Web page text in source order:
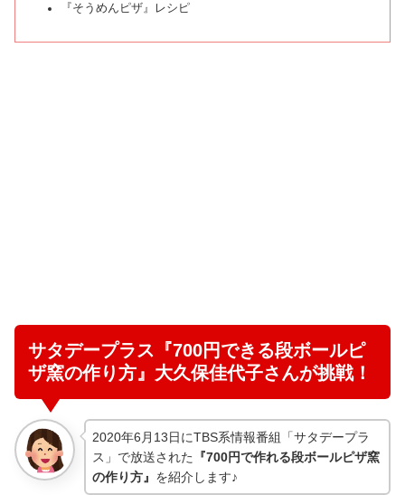
『そうめんピザ』レシピ
サタデープラス『700円できる段ボールピ
ザ窯の作り方』大久保佳代子さんが挑戦！
2020年6月13日にTBS系情報番組「サタデープラ
ス」で放送された 『700円で作れる段ボールピザ窯
の作り方』 を紹介します♪